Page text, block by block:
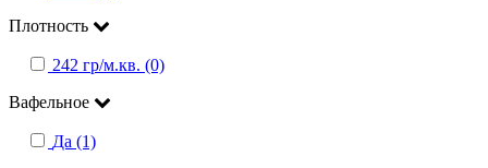
Плотность
242 гр/м.кв. (0)
Вафельное
Да (1)